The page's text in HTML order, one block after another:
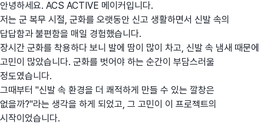
안녕하세요. ACS ACTIVE 메이커입니다.
저는 군 복무 시절, 군화를 오랫동안 신고 생활하면서 신발 속의
답답함과 불편함을 매일 경험했습니다.
장시간 군화를 착용하다 보니 발에 땀이 많이 차고, 신발 속 냄새 때문에
고민이 많았습니다. 군화를 벗어야 하는 순간이 부담스러울
정도였습니다.
그때부터 "신발 속 환경을 더 쾌적하게 만들 수 있는 깔창은
없을까?"라는 생각을 하게 되었고, 그 고민이 이 프로젝트의
시작이었습니다.